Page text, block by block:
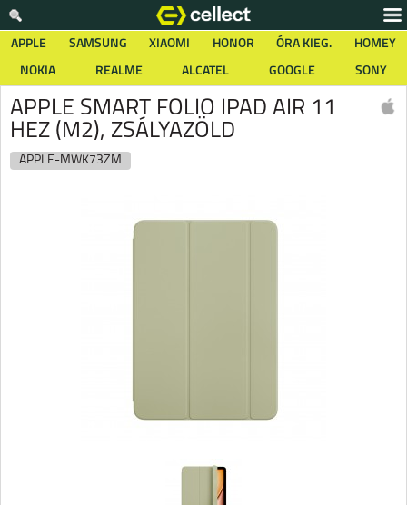
APPLE SAMSUNG XIAOMI HONOR ÓRA KIEG.
HOMEY
NOKIA
REALME ALCATEL GOOGLE SONY
APPLE SMART FOLIO IPAD AIR 11
HEZ (M2), ZSÁLYAZÖLD
APPLE-MWK73ZM